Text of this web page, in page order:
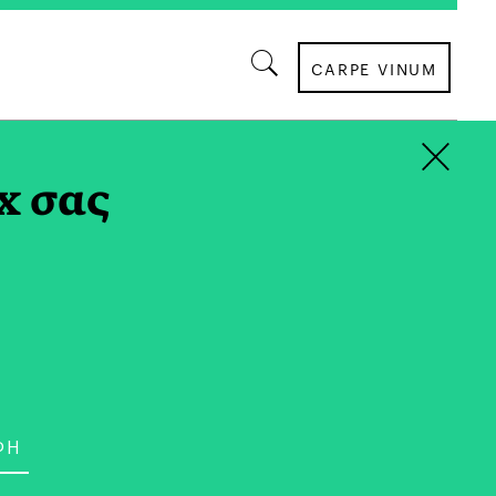
CARPE VINUM
όταν έφτασε στην πόλη αυτή για να
στην Bartlett School of Architecture.
σας
×